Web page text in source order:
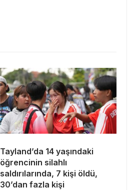
Tayland’da 14 yaşındaki
öğrencinin silahlı
saldırılarında, 7 kişi öldü,
30’dan fazla kişi